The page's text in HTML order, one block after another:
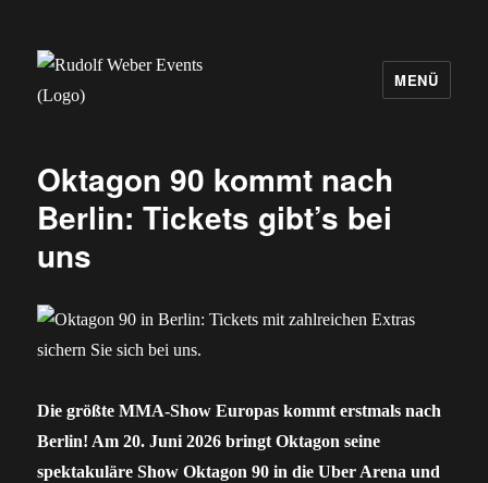
MENÜ
Oktagon 90 kommt nach
Berlin: Tickets gibt’s bei
uns
Die größte MMA-Show Europas kommt erstmals nach
Berlin! Am 20. Juni 2026 bringt Oktagon seine
spektakuläre Show Oktagon 90 in die Uber Arena und